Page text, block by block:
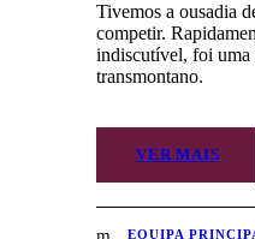
Tivemos a ousadia
competir.
indiscutível, foi uma
transmontano.
VER MAIS
EQUIPA